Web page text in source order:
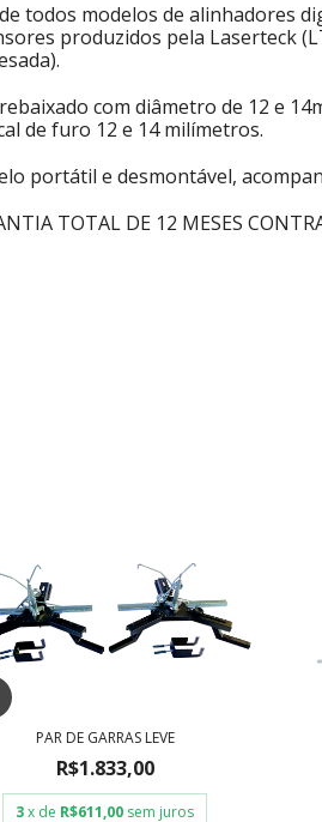
todos modelos de alinhadores
produzidos pela Laserteck
com diâmetro de 12 e
de furo 12 e 14 milímetros.
portátil e desmontável,
TOTAL DE 12 MESES
PAR DE GARRAS LEVE
R$1.833,00
3x de R$611,00 sem juros